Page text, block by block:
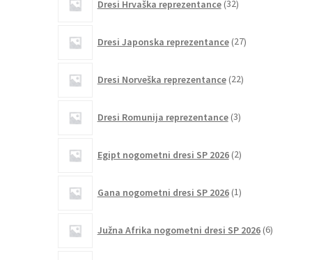
Dresi Hrvaška reprezentance 32izdelkov
Dresi Japonska reprezentance 27izdelkov
Dresi Norveška reprezentance 22izdelkov
Dresi Romunija reprezentance 3izdelki
Egipt nogometni dresi SP 2026 2izdelka
Gana nogometni dresi SP 2026 1izdelek
Južna Afrika nogometni dresi SP 2026 6izdelkov